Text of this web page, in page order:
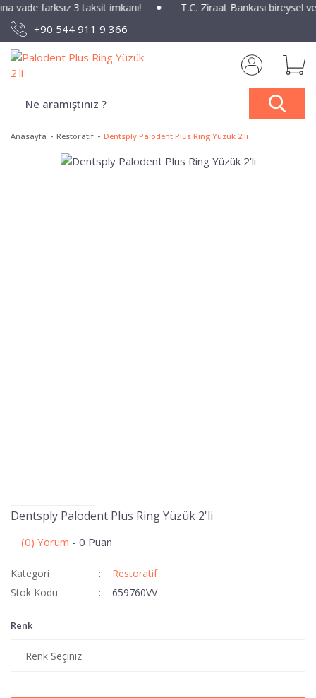
vade farksız 3 taksit imkanı! T.C. Ziraat Bankası bireysel
+90 544 911 9 366
Anasayfa Restoratif Dentsply Palodent Plus Ring Yüzük 2'li
Dentsply Palodent Plus Ring Yüzük 2'li
(0) Yorum - 0 Puan
Kategori
Restoratif
Stok Kodu
659760VV
Renk